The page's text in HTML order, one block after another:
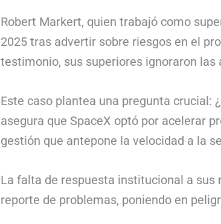
Robert Markert, quien trabajó como
2025 tras advertir sobre riesgos en el
testimonio, sus superiores ignoraron
Este caso plantea una pregunta crucial:
asegura que SpaceX optó por acelerar
gestión que antepone la velocidad a la
La falta de respuesta institucional a
reporte de problemas, poniendo en